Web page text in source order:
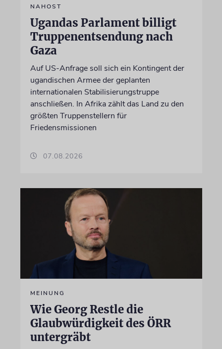
NAHOST
Ugandas Parlament billigt
Truppenentsendung nach
Gaza
Auf US-Anfrage soll sich ein Kontingent der
ugandischen Armee der geplanten
internationalen Stabilisierungstruppe
anschließen. In Afrika zählt das Land zu den
größten Truppenstellern für
Friedensmissionen
07.08.2026
MEINUNG
Wie Georg Restle die
Glaubwürdigkeit des ÖRR
untergräbt